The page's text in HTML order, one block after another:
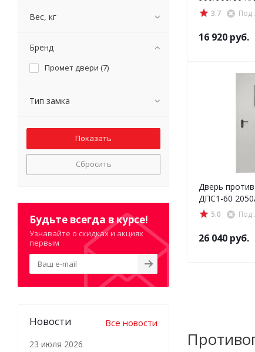
3.7 Под
16 920 руб.
Дверь
ДПC1-60
5.0 Под
26 040 руб.
Вес, кг
Бренд
Промет двери (7)
Тип замка
Сбросить
Будьте всегда в курсе!
Узнавайте о скидках и акциях
первым
Новости Все новости
23 июля 2026